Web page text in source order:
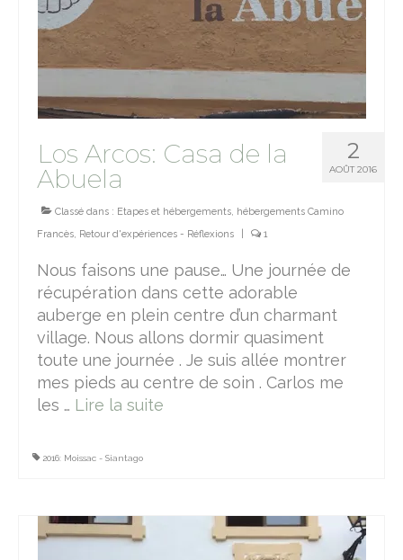
2
AOÛT 2016
Los Arcos: Casa de la
Abuela
Classé dans : Etapes et hébergements, hébergements Camino
Francès, Retour d'expériences - Réflexions 1
Nous faisons une pause… Une journée de
récupération dans cette adorable
auberge en plein centre d’un charmant
village. Nous allons dormir quasiment
toute une journée . Je suis allée montrer
mes pieds au centre de soin . Carlos me
les … Lire la suite­­
2016: Moissac - Siantago